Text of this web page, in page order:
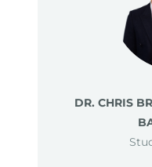
DR. CHRIS